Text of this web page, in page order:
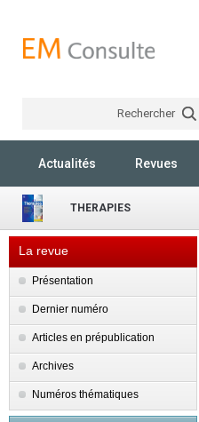
Rechercher
Actualités Revues
THERAPIES
La revue
Présentation
Dernier numéro
Articles en prépublication
Archives
Numéros thématiques